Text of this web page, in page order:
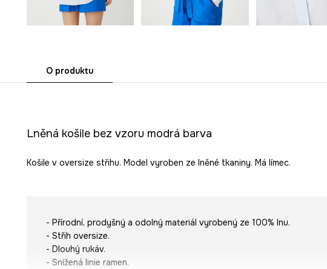
O produktu
Lněná košile bez vzoru modrá barva
Košile v oversize střihu. Model vyroben ze lněné tkaniny. Má límec.
- Přírodní, prodyšný a odolný materiál vyrobený ze 100% lnu.
- Střih oversize.
- Dlouhý rukáv.
- Snížená linie ramen.